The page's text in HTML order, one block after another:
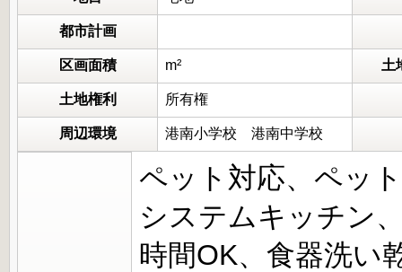
都市計画
区画面積 m² 土
土地権利 所有権
周辺環境 港南小学校 港南中学校
ペット対応、ペッ
システムキッチン
時間OK、食器洗い